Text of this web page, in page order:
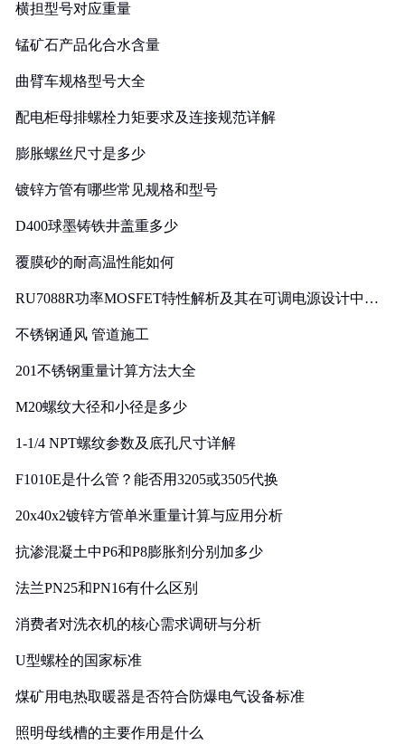
横担型号对应重量
锰矿石产品化合水含量
曲臂车规格型号大全
配电柜母排螺栓力矩要求及连接规范详解
膨胀螺丝尺寸是多少
镀锌方管有哪些常见规格和型号
D400球墨铸铁井盖重多少
覆膜砂的耐高温性能如何
RU7088R功率MOSFET特性解析及其在可调电源设计中的
不锈钢通风 管道施工
201不锈钢重量计算方法大全
M20螺纹大径和小径是多少
1-1/4 NPT螺纹参数及底孔尺寸详解
F1010E是什么管？能否用3205或3505代换
20x40x2镀锌方管单米重量计算与应用分析
抗渗混凝土中P6和P8膨胀剂分别加多少
法兰PN25和PN16有什么区别
消费者对洗衣机的核心需求调研与分析
U型螺栓的国家标准
煤矿用电热取暖器是否符合防爆电气设备标准
照明母线槽的主要作用是什么